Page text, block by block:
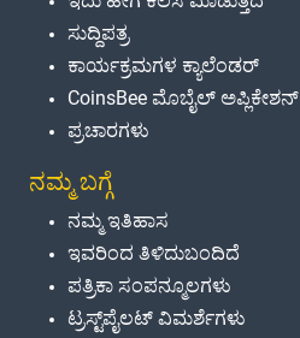
ಸುದ್ದಿಪತ್ರ
ಕಾರ್ಯಕ್ರಮಗಳ ಕ್ಯಾಲೆಂಡರ್
CoinsBee ಮೊಬೈಲ್ ಅಪ್ಲಿಕೇಶನ್
ಪ್ರಚಾರಗಳು
ನಮ್ಮ ಬಗ್ಗೆ
ನಮ್ಮ ಇತಿಹಾಸ
ಇವರಿಂದ ತಿಳಿದುಬಂದಿದೆ
ಪತ್ರಿಕಾ ಸಂಪನ್ಮೂಲಗಳು
ಟ್ರಸ್ಟ್‌ಪೈಲಟ್ ವಿಮರ್ಶೆಗಳು